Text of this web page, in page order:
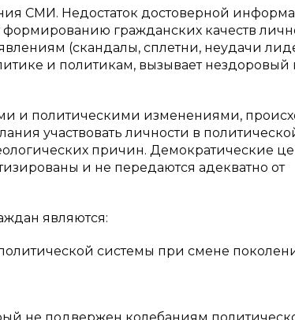
СМИ. Недостаток достоверной
формированию гражданских качеств
(скандалы, сплетни, неудачи
и политикам, вызывает нездоровый
и политическими изменениями,
участвовать личности в
причин. Демократические
и не передаются адекватно от
являются:
системы при смене